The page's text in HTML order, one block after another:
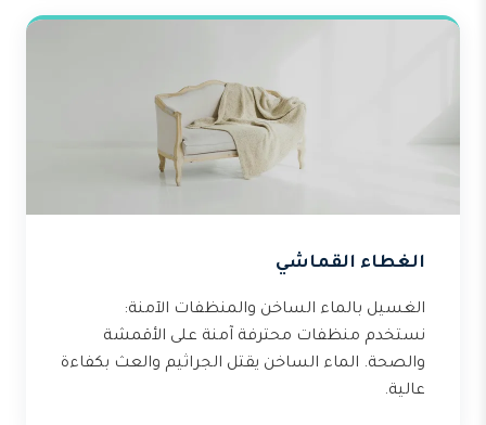
الغطاء القماشي
الغسيل بالماء الساخن والمنظفات الآمنة:
نستخدم منظفات محترفة آمنة على الأقمشة
والصحة. الماء الساخن يقتل الجراثيم والعث بكفاءة
عالية.